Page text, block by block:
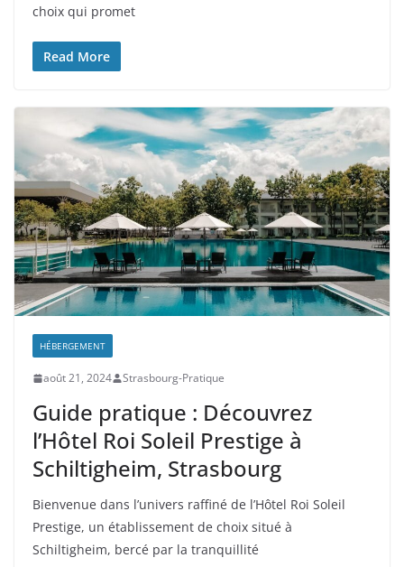
choix qui promet
Read More
HÉBERGEMENT
août 21, 2024 Strasbourg-Pratique
Guide pratique : Découvrez
l’Hôtel Roi Soleil Prestige à
Schiltigheim, Strasbourg
Bienvenue dans l’univers raffiné de l’Hôtel Roi Soleil
Prestige, un établissement de choix situé à
Schiltigheim, bercé par la tranquillité